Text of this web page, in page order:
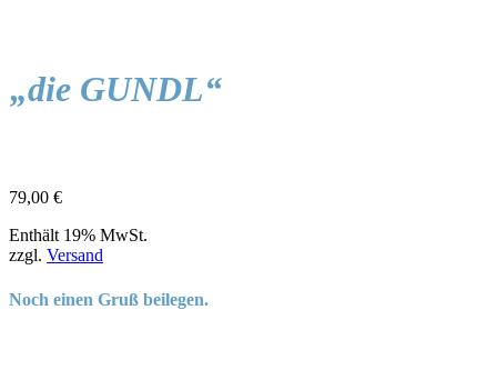
„die GUNDL“
79,00 €
Enthält 19% MwSt.
zzgl. Versand
Noch einen Gruß beilegen.